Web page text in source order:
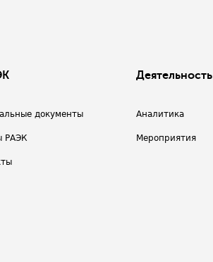
документы
РАЭК
Деятельность
Аналитика
Мероприятия